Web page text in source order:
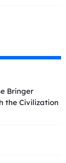
Bringer
the Civilization